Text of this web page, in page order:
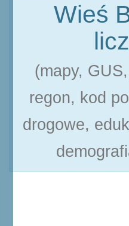
Wieś
(mapy,
regon, kod
drogowe,